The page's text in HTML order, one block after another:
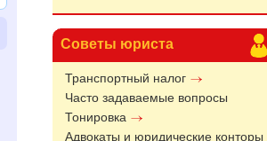
Советы юриста
Транспортный налог
Часто задаваемые вопросы
Тонировка
Адвокаты и юридические конторы